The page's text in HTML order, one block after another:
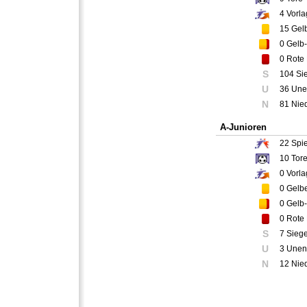
4
15
0
0 Rote
S 104
U 36
N 81
A-Junioren
22
10 Tore
0
0
0
0 Rote
S 7
U 3
N 12